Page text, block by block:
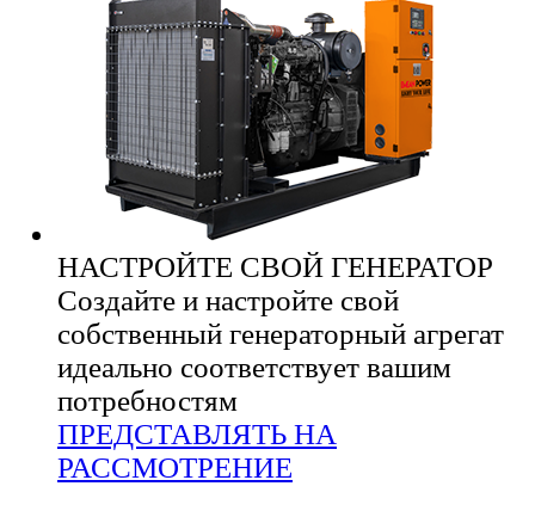
НАСТРОЙТЕ СВОЙ ГЕНЕРАТОР
Создайте и настройте свой
собственный генераторный агрегат
идеально соответствует вашим
потребностям
ПРЕДСТАВЛЯТЬ НА
РАССМОТРЕНИЕ